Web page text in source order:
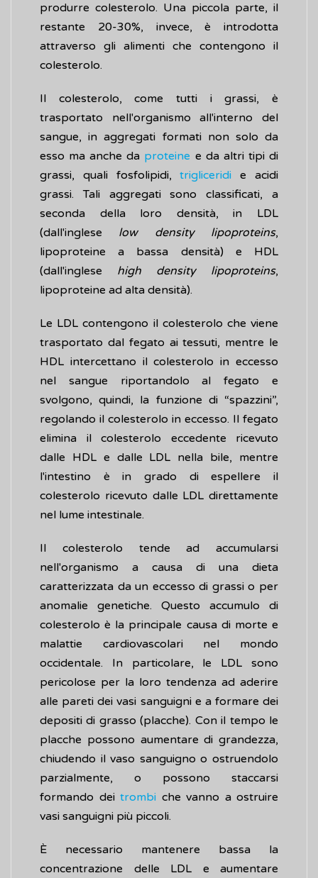
produrre colesterolo. Una piccola parte, il
restante 20-30%, invece, è introdotta
attraverso gli alimenti che contengono il
colesterolo.
Il colesterolo, come tutti i grassi, è
trasportato nell'organismo all'interno del
sangue, in aggregati formati non solo da
esso ma anche da proteine e da altri tipi di
grassi, quali fosfolipidi,trigliceridie acidi
grassi. Tali aggregati sono classificati, a
seconda della loro densità, in LDL
(dall'inglese low density lipoproteins,
lipoproteine a bassa densità) e HDL
(dall'inglese high density lipoproteins,
lipoproteine ad alta densità).
Le LDL contengono il colesterolo che viene
trasportato dal fegato ai tessuti, mentre le
HDL intercettano il colesterolo in eccesso
nel sangue riportandolo al fegato e
svolgono, quindi, la funzione di “spazzini”,
regolando il colesterolo in eccesso. Il fegato
elimina il colesterolo eccedente ricevuto
dalle HDL e dalle LDL nella bile, mentre
l'intestino è in grado di espellere il
colesterolo ricevuto dalle LDL direttamente
nel lume intestinale.
Il colesterolo tende ad accumularsi
nell'organismo a causa di una dieta
caratterizzata da un eccesso di grassi o per
anomalie genetiche. Questo accumulo di
colesterolo è la principale causa di morte e
malattie cardiovascolari nel mondo
occidentale. In particolare, le LDL sono
pericolose per la loro tendenza ad aderire
alle pareti dei vasi sanguigni e a formare dei
depositi di grasso (placche). Con il tempo le
placche possono aumentare di grandezza,
chiudendo il vaso sanguigno o ostruendolo
parzialmente, o possono staccarsi
formando dei trombi che vanno a ostruire
vasi sanguigni più piccoli.
È necessario mantenere bassa la
concentrazione delle LDL e aumentare